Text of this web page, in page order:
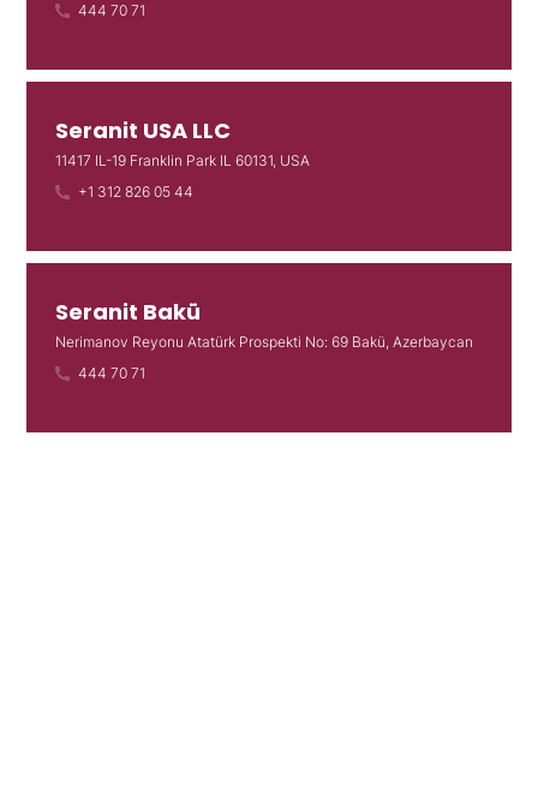
444 70 71
Seranit USA LLC
11417 IL-19 Franklin Park IL 60131, USA
+1 312 826 05 44
Seranit Bakü
Nerimanov Reyonu Atatürk Prospekti No: 69 Bakü, Azerbaycan
444 70 71